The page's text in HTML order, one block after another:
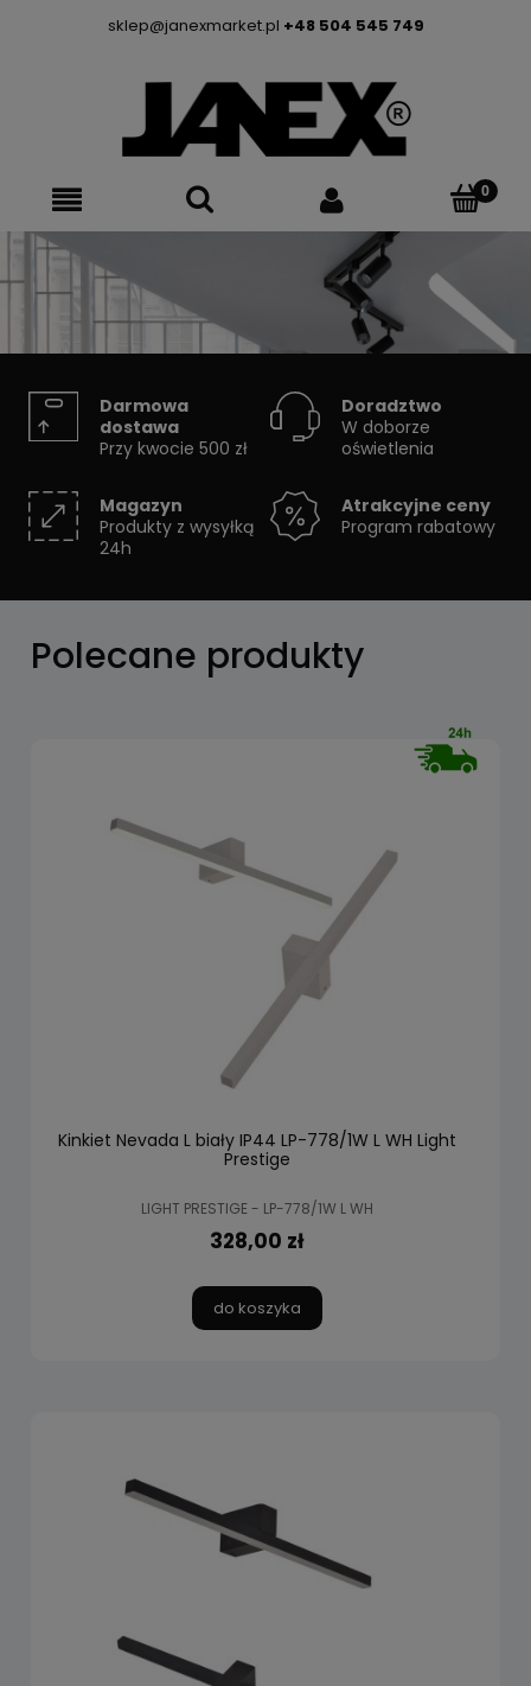
sklep@janexmarket.pl +48 504 545 749
SYSTEMY SZYNOWE
Skorzystaj z konfiguratora
Darmowa
dostawa
Przy kwocie 500 zł
Doradztwo
W doborze
oświetlenia
Magazyn
Produkty z wysyłką
24h
Atrakcyjne ceny
Program rabatowy
Polecane produkty
Kinkiet Nevada L biały IP44 LP-778/1W L WH Light
Prestige
LIGHT PRESTIGE - LP-778/1W L WH
328,00 zł
do koszyka